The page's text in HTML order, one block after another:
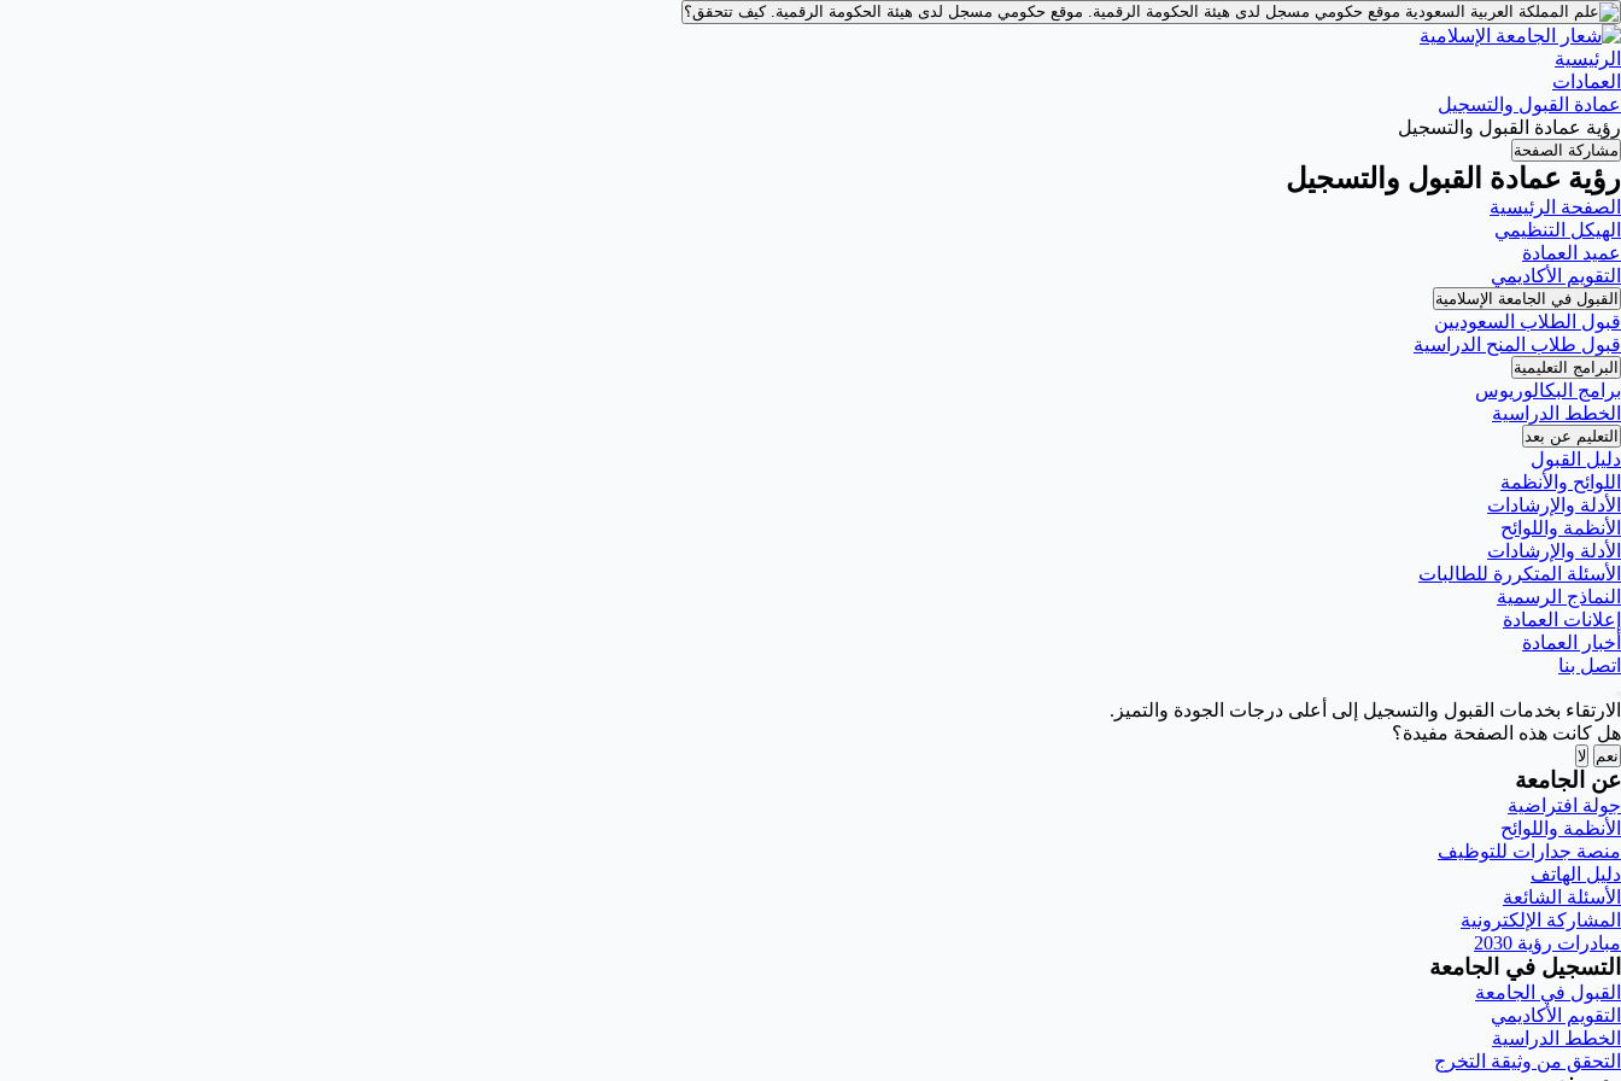
موقع حكومي مسجل لدى هيئة الحكومة الرقمية. موقع حكومي مسجل لدى هيئة الحكومة الرقمية.كيف تتحقق؟
الرئيسية
العمادات
عمادة القبول والتسجيل
رؤية عمادة القبول والتسجيل
مشاركة الصفحة
رؤية عمادة القبول والتسجيل
الصفحة الرئيسية
الهيكل التنظيمي
عميد العمادة
التقويم الأكاديمي
القبول في الجامعة الإسلامية
قبول الطلاب السعوديين
قبول طلاب المنح الدراسية
البرامج التعليمية
برامج البكالوريوس
الخطط الدراسية
التعليم عن بعد
دليل القبول
اللوائح والأنظمة
الأدلة والإرشادات
الأنظمة واللوائح
الأدلة والإرشادات
الأسئلة المتكررة للطالبات
النماذج الرسمية
إعلانات العمادة
أخبار العمادة
اتصل بنا
الارتقاء بخدمات القبول والتسجيل إلى أعلى درجات الجودة والتميز.
هل كانت هذه الصفحة مفيدة؟
نعم لا
عن الجامعة
جولة افتراضية
الأنظمة واللوائح
منصة جدارات للتوظيف
دليل الهاتف
الأسئلة الشائعة
المشاركة الإلكترونية
مبادرات رؤية 2030
التسجيل في الجامعة
القبول في الجامعة
التقويم الأكاديمي
الخطط الدراسية
التحقق من وثيقة التخرج